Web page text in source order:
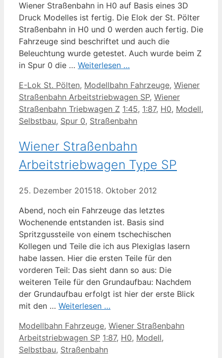
Wiener Straßenbahn in H0 auf Basis eines 3D
Druck Modelles ist fertig. Die Elok der St. Pölter
Straßenbahn in H0 und 0 werden auch fertig. Die
Fahrzeuge sind beschriftet und auch die
Beleuchtung wurde getestet. Auch wurde beim Z
in Spur 0 die … Weiterlesen …
Kategorien
E-Lok St. Pölten, Modellbahn Fahrzeuge, Wiener
Straßenbahn Arbeitstriebwagen SP, Wiener
Straßenbahn Triebwagen Z Schlagwörter
1:45, 1:87, H0, Modell,
Selbstbau, Spur 0, Straßenbahn
Wiener Straßenbahn
Arbeitstriebwagen Type SP
25. Dezember 201518. Oktober 2012
Abend, noch ein Fahrzeuge das letztes
Wochenende entstanden ist. Basis sind
Spritzgussteile von einem tschechischen
Kollegen und Teile die ich aus Plexiglas lasern
habe lassen. Hier die ersten Teile für den
vorderen Teil: Das sieht dann so aus: Die
weiteren Teile für den Grundaufbau: Nachdem
der Grundaufbau erfolgt ist hier der erste Blick
mit den … Weiterlesen …
Kategorien
Modellbahn Fahrzeuge, Wiener Straßenbahn
Arbeitstriebwagen SP Schlagwörter
1:87, H0, Modell,
Selbstbau, Straßenbahn